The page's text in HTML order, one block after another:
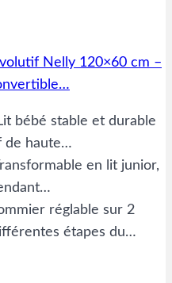
Nelly 120×60 cm –
bébé stable et durable
de haute…
en lit junior,
réglable sur 2
étapes du…